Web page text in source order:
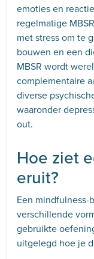
emoties en
regelmatige
met stress om te
bouwen en een
MBSR wordt
complementaire
diverse
waaronder
out.
Hoe ziet
eruit?
Een mindfulness-
verschillende
gebruikte
uitgelegd hoe je